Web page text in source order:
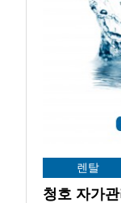
렌탈
청호 자가